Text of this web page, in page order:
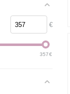
€
357€